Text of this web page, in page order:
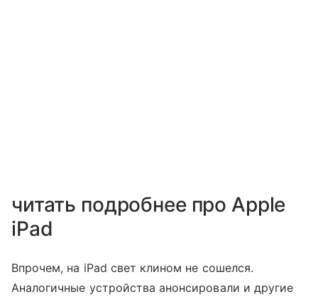
читать подробнее про Apple
iPad
Впрочем, на iPad свет клином не сошелся.
Аналогичные устройства анонсировали и другие